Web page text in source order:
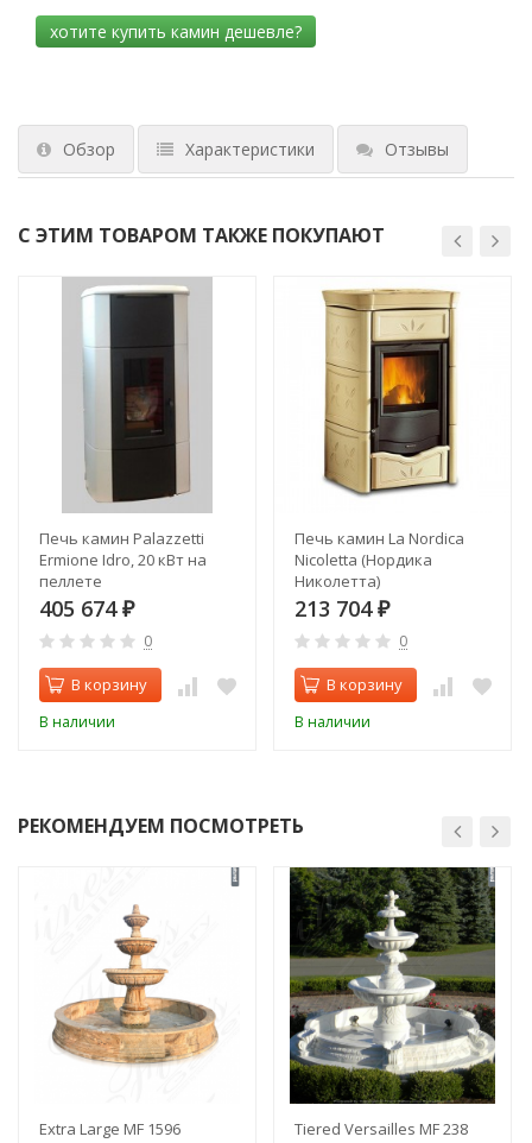
Обзор Характеристики Отзывы
С ЭТИМ ТОВАРОМ ТАКЖЕ ПОКУПАЮТ
Печь камин Palazzetti
Ermione Idro, 20 кВт на
пеллете
405 674 ₽
0
В корзину
В наличии
Печь камин La Nordica
Nicoletta (Нордика
Николетта)
213 704 ₽
0
В корзину
В наличии
РЕКОМЕНДУЕМ ПОСМОТРЕТЬ
Extra Large MF 1596 Tiered Versailles MF 238